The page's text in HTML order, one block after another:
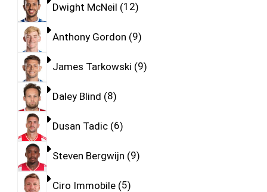
Dwight McNeil 12
Anthony Gordon 9
James Tarkowski 9
Daley Blind 8
Dusan Tadic 6
Steven Bergwijn 9
Ciro Immobile 5